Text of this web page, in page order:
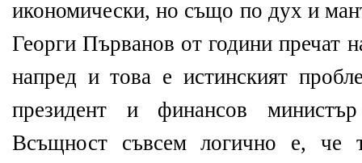
икономически, но също по дух и
Георги Първанов от години пречат
напред и това е истинският
президент и финансов
Всъщност съвсем логично е, че